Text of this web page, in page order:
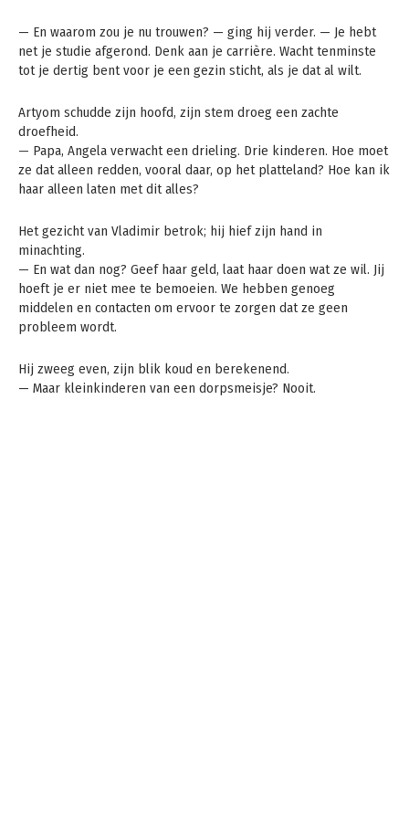
— En waarom zou je nu trouwen? — ging hij verder. — Je hebt
net je studie afgerond. Denk aan je carrière. Wacht tenminste
tot je dertig bent voor je een gezin sticht, als je dat al wilt.
Artyom schudde zijn hoofd, zijn stem droeg een zachte
droefheid.
— Papa, Angela verwacht een drieling. Drie kinderen. Hoe moet
ze dat alleen redden, vooral daar, op het platteland? Hoe kan ik
haar alleen laten met dit alles?
Het gezicht van Vladimir betrok; hij hief zijn hand in
minachting.
— En wat dan nog? Geef haar geld, laat haar doen wat ze wil. Jij
hoeft je er niet mee te bemoeien. We hebben genoeg
middelen en contacten om ervoor te zorgen dat ze geen
probleem wordt.
Hij zweeg even, zijn blik koud en berekenend.
— Maar kleinkinderen van een dorpsmeisje? Nooit.